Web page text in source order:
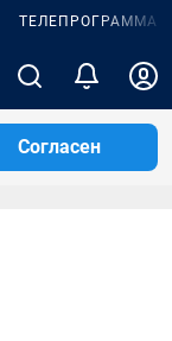
ТЕЛЕПРОГРАММА
Согласен